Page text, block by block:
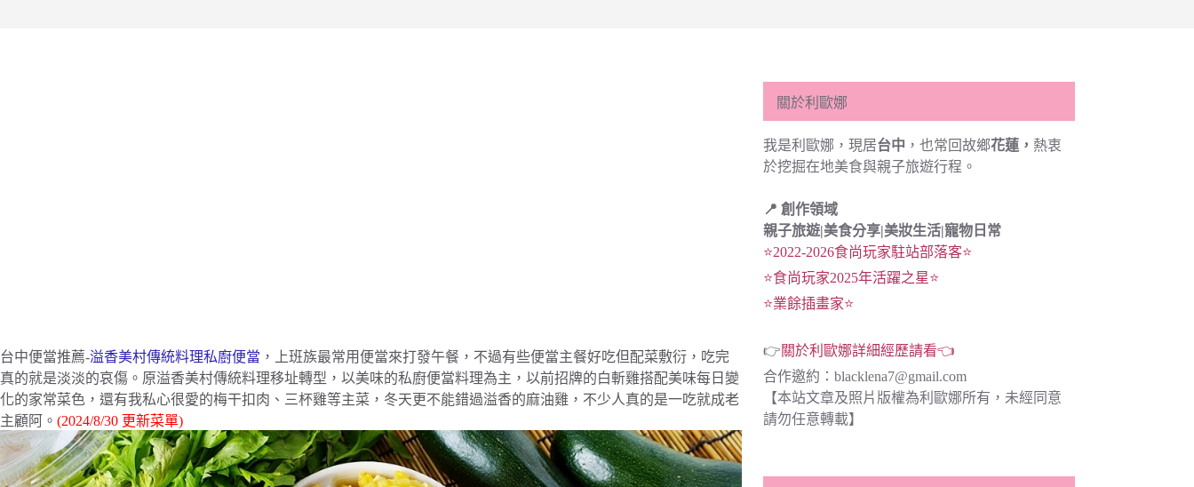
台中便當推薦-溢香美村傳統料理私廚便當 ，上班族最常用便當來打發午餐，不過有些便當主餐好吃但配菜敷衍，吃完
真的就是淡淡的哀傷。原溢香美村傳統料理移址轉型，以美味的私廚便當料理為主，以前招牌的白斬雞搭配美味每日變
化的家常菜色，還有我私心很愛的梅干扣肉、三杯雞等主菜，冬天更不能錯過溢香的麻油雞，不少人真的是一吃就成老
主顧阿。 (2024/8/30 更新菜單)
關於利歐娜
我是利歐娜，現居台中 ，也常回故鄉花蓮， 熱衷
於挖掘在地美食與親子旅遊行程。
📍 創作領域
親子旅遊|美食分享|美妝生活|寵物日常
⭐2022-2026食尚玩家駐站部落客⭐
⭐食尚玩家2025年活躍之星⭐
⭐業餘插畫家⭐
👉關於利歐娜詳細經歷請看👈
合作邀約： blacklena7@gmail.com
【本站文章及照片版權為利歐娜所有，未經同意
請勿任意轉載】